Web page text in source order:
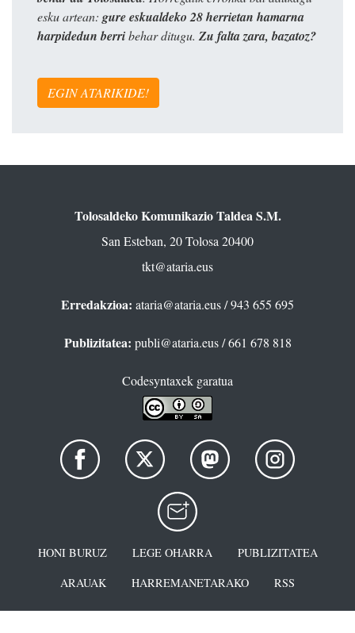
esku artean: gure eskualdeko 28 herrietan hamarna
harpidedun berribehar ditugu. Zu falta zara, bazatoz?
EGIN ATARIKIDE!
Tolosaldeko Komunikazio Taldea S.M.
San Esteban, 20 Tolosa 20400
tkt@ataria.eus
Erredakzioa: ataria@ataria.eus/ 943 655 695
Publizitatea: publi@ataria.eus/ 661 678 818
Codesyntaxek garatua
HONI BURUZ LEGE OHARRA
PUBLIZITATEA
ARAUAK
HARREMANETARAKO RSS